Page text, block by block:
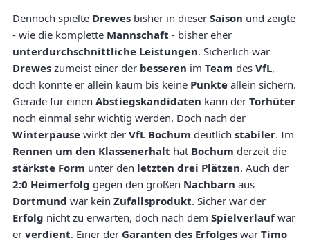
Dennoch spielte Drewes bisher in dieser Saison und zeigte
- wie die komplette Mannschaft - bisher eher
unterdurchschnittliche Leistungen. Sicherlich war
Drewes zumeist einer der besseren im Team des VfL,
doch konnte er allein kaum bis keine Punkte allein sichern.
Gerade für einen Abstiegskandidaten kann der Torhüter
noch einmal sehr wichtig werden. Doch nach der
Winterpause wirkt der VfL Bochum deutlich stabiler. Im
Rennen um den Klassenerhalt hat Bochum derzeit die
stärkste Form unter den letzten drei Plätzen. Auch der
2:0 Heimerfolg gegen den großen Nachbarn aus
Dortmund war kein Zufallsprodukt. Sicher war der
Erfolg nicht zu erwarten, doch nach dem Spielverlaufwar
er verdient. Einer der Garanten des Erfolges war Timo